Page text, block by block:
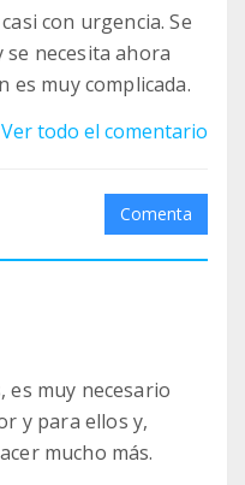
con urgencia. Se
se necesita ahora
es muy complicada.
Ver todo el comentario
Comenta
es muy necesario
y para ellos y,
mucho más.